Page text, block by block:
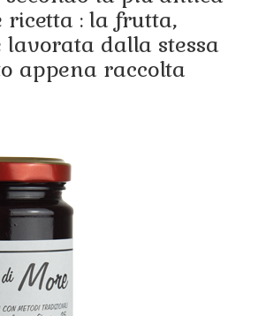
ricetta : la frutta,
lavorata dalla stessa
appena raccolta